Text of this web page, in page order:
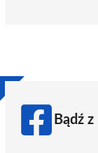
Bądź